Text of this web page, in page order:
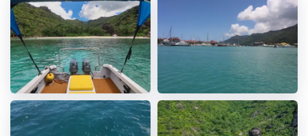
Non inclusi:
Bevande alcoliche
Pacchetto fotografico opzionale (315 €)
5. Abbigliamento & Attrezzatura
Obbligatorio: costume da bagno, asciugamano, scarpe
comode adatte per barca